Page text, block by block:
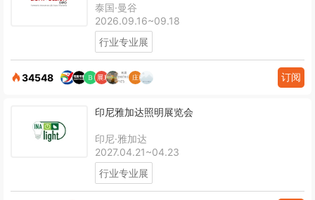
泰国·曼谷
2026.09.16~09.18
行业专业展
34548 订阅
印尼雅加达照明展览会
印尼·雅加达
2027.04.21~04.23
行业专业展